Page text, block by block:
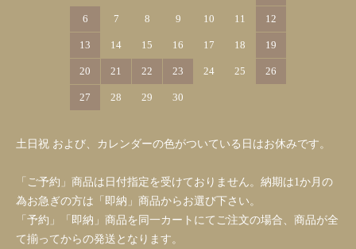
6 7 8 9 10 11 12
13 14 15 16 17 18 19
20 21 22 23 24 25 26
27 28 29 30
土日祝 および、カレンダーの色がついている日はお休みです。
「ご予約」商品は日付指定を受けておりません。納期は1か月の
為お急ぎの方は「即納」商品からお選び下さい。
「予約」「即納」商品を同一カートにてご注文の場合、商品が全
て揃ってからの発送となります。